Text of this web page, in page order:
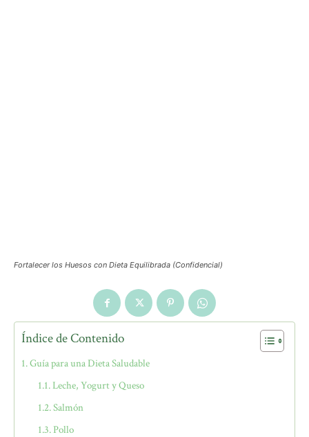
Fortalecer los Huesos con Dieta Equilibrada (Confidencial)
Índice de Contenido
Guía para una Dieta Saludable
Leche, Yogurt y Queso
Salmón
Pollo